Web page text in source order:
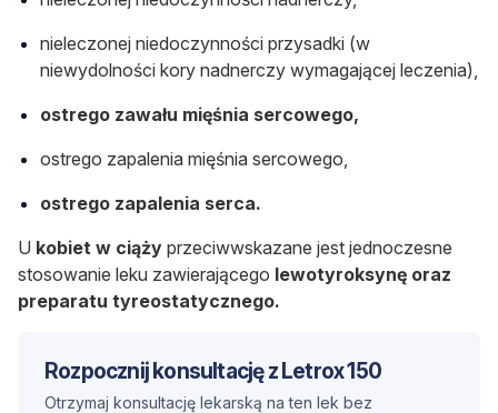
nieleczonej niedoczynności przysadki (w
niewydolności kory nadnerczy wymagającej leczenia),
ostrego zawału mięśnia sercowego,
ostrego zapalenia mięśnia sercowego,
ostrego zapalenia serca.
U kobiet w ciąży przeciwwskazane jest jednoczesne
stosowanie leku zawierającego lewotyroksynę oraz
preparatu tyreostatycznego.
Rozpocznij konsultację z Letrox 150
Otrzymaj konsultację lekarską na ten lek bez